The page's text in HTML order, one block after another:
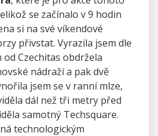
se začínalo v 9 hodin
si na své víkendové
přivstat. Vyrazila jsem dle
Czechitas obdržela
nádraží a pak dvě
jsem se v ranní mlze,
dál než tři metry před
samotný Techsquare.
technologickým